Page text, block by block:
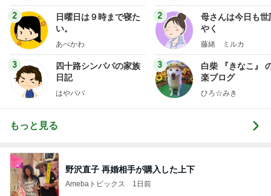
2
日曜日は９時まで寝た
い。
あべかわ
3
四十路シンパパの家族
日記
はやパパ
2
母さんは今日も世
やく
藤緒 ミルカ
3
白柴 『きなこ』
楽ブログ
ひろ☆みき
もっと見る
野沢直子 再婚相手が購入した上下
Amebaトピックス 1日前